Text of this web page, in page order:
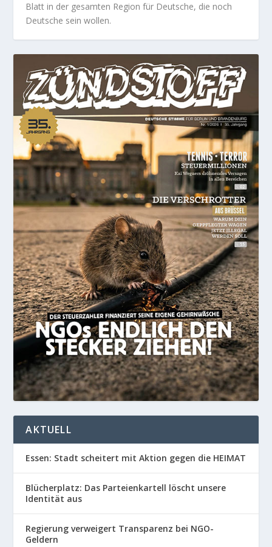
Blatt in der gesamten Region für Deutsche, die noch
Deutsche sein wollen.
AKTUELL
Essen: Stadt scheitert mit Aktion gegen die HEIMAT
Blücherplatz: Das Parteienkartell löscht unsere
Identität aus
Regierung verweigert Transparenz bei NGO-
Geldern